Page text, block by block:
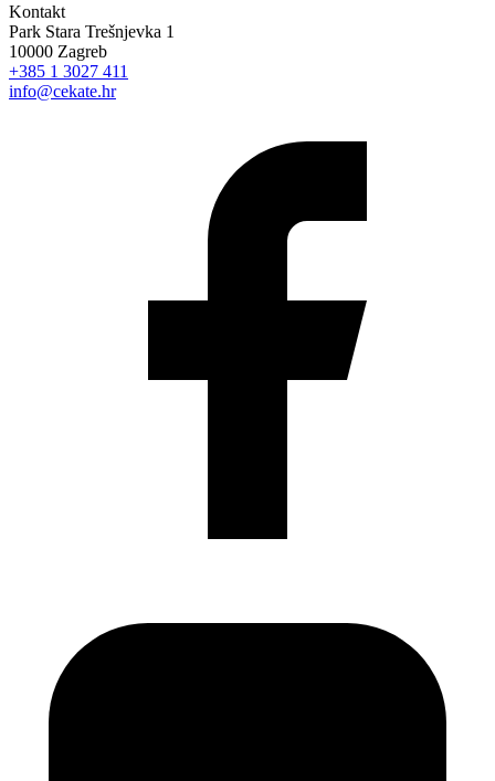
Kontakt
Park Stara Trešnjevka 1
10000 Zagreb
+385 1 3027 411
info@cekate.hr